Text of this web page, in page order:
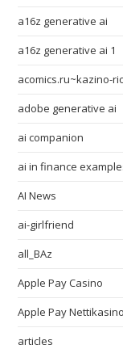
a16z generative ai
a16z generative ai 1
acomics.ru~kazino-
adobe generative ai
ai companion
ai in finance
AI News
ai-girlfriend
all_BAz
Apple Pay Casino
Apple Pay
articles